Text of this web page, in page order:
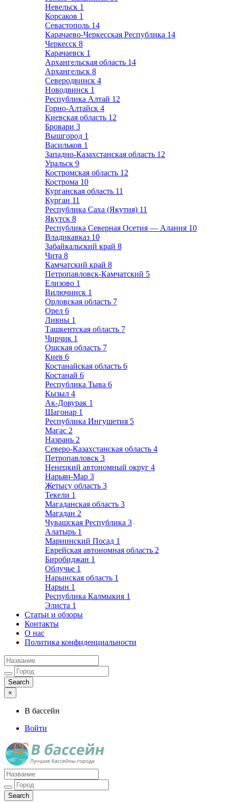
Невельск 1
Корсаков 1
Севастополь 14
Карачаево-Черкесская Республика 14
Черкесск 8
Карачаевск 1
Архангельская область 14
Архангельск 8
Северодвинск 4
Новодвинск 1
Республика Алтай 12
Горно-Алтайск 4
Киевская область 12
Бровари 3
Вышгород 1
Васильков 1
Западно-Казахстанская область 12
Уральск 9
Костромская область 12
Кострома 10
Курганская область 11
Курган 11
Республика Саха (Якутия) 11
Якутск 8
Республика Северная Осетия — Алания 10
Владикавказ 10
Забайкальский край 8
Чита 8
Камчатский край 8
Петропавловск-Камчатский 5
Елизово 1
Вилючинск 1
Орловская область 7
Орел 6
Ливны 1
Ташкентская область 7
Чирчик 1
Ошская область 7
Киев 6
Костанайская область 6
Костанай 6
Республика Тыва 6
Кызыл 4
Ак-Довурак 1
Шагонар 1
Республика Ингушетия 5
Магас 2
Назрань 2
Северо-Казахстанская область 4
Петропавловск 3
Ненецкий автономный округ 4
Нарьян-Мар 3
Жетысу область 3
Текели 1
Магаданская область 3
Магадан 2
Чувашская Республика 3
Алатырь 1
Мариинский Посад 1
Еврейская автономная область 2
Биробиджан 1
Облучье 1
Нарынская область 1
Нарын 1
Республика Калмыкия 1
Элиста 1
Статьи и обзоры
Контакты
О нас
Политика конфиденциальности
×
В бассейн
Войти
Лучшие бассейны города